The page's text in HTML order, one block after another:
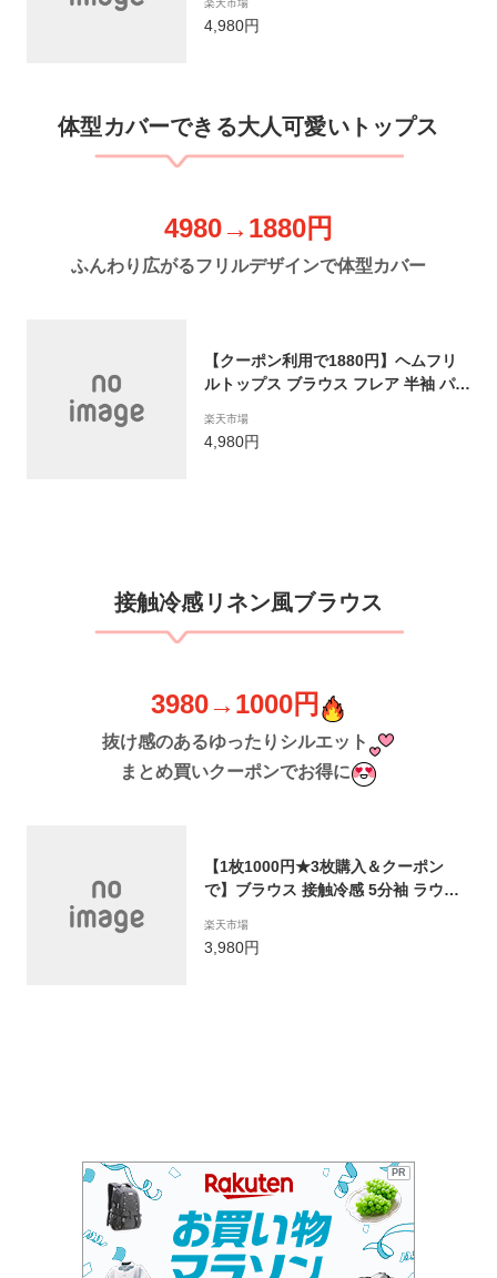
ーバーサイズ ショーツ カジュアル 韓
国【angse304-761】【予約販売：8
楽天市場
4,980円
​体型カバーできる大人可愛いトップス
4980→1880円
ふんわり広がるフリルデザインで体型カバー
【クーポン利用で1880円】ヘムフリ
ルトップス ブラウス フレア 半袖 パフ
バー フリーサイズ メール便 2023春夏
新作 【angtp304-344】【予約販売：
楽天市場
4,980円
​接触冷感リネン風ブラウス
3980→1000円
抜け感のあるゆったりシルエット
まとめ買いクーポンでお得に
【1枚1000円★3枚購入＆クーポン
で】ブラウス 接触冷感 5分袖 ラウン
ルエット Tシャツ ナチュラル レディ
ース韓国ファッション 2023春夏新作
楽天市場
3,980円
PR